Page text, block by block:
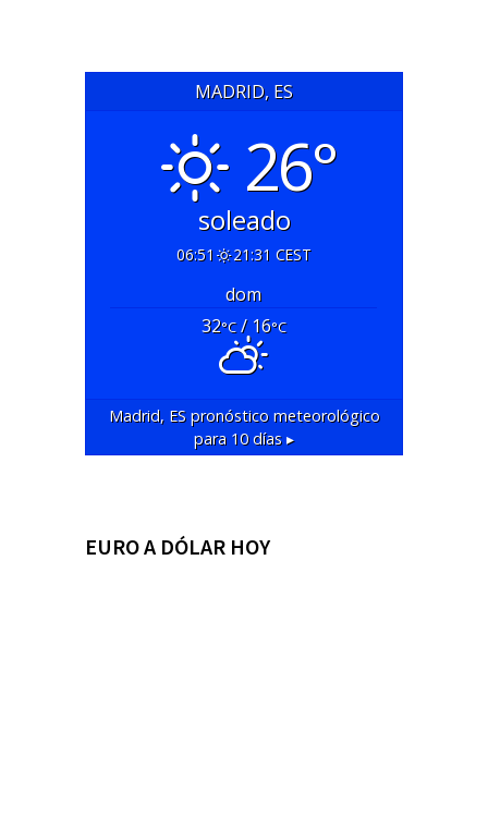
MADRID, ES
26°
soleado
06:51 21:31 CEST
dom
32°C/ 16°C
Madrid, ESpronóstico meteorológico
para 10 días ▸
EURO A DÓLAR HOY